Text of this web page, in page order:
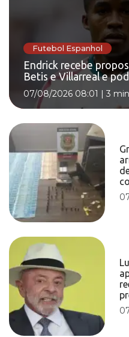
Futebol Espanhol
Endrick recebe
Betis e Villarreal e
07/08/2026 08:01 | 3 min